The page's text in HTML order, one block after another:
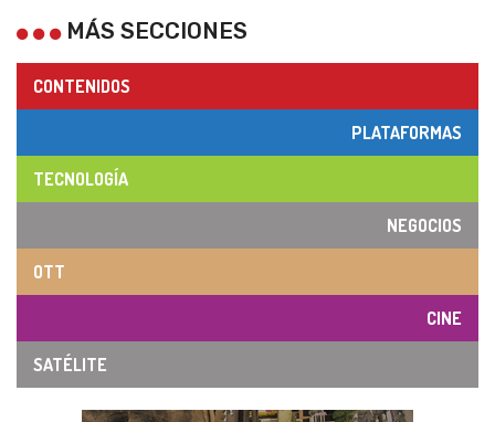
MÁS SECCIONES
CONTENIDOS
PLATAFORMAS
TECNOLOGÍA
NEGOCIOS
OTT
CINE
SATÉLITE